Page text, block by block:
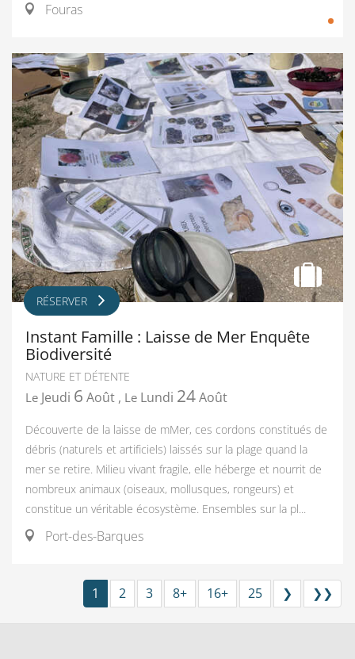
Fouras
RÉSERVER
Instant Famille : Laisse de Mer Enquête
Biodiversité
NATURE ET DÉTENTE
Le Jeudi 6 Août , Le Lundi 24Août
Découverte de la laisse de mMer, ces cordons constitués de
débris (naturels et artificiels) laissés sur la plage quand la
mer se retire. Milieu vivant fragile, elle héberge et nourrit de
nombreux animaux (oiseaux, mollusques, rongeurs) et
constitue un véritable écosystème. Ensembles sur la pl...
Port-des-Barques
1 2 3 8+ 16+ 25 ❯ ❯❯